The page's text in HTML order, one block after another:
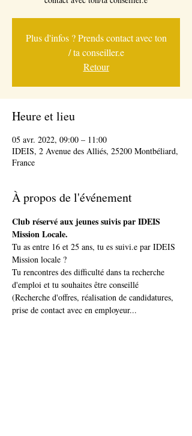
Plus d'infos ? Prends contact avec ton
/ ta conseiller.e
Retour
Heure et lieu
05 avr. 2022, 09:00 – 11:00
IDEIS, 2 Avenue des Alliés, 25200 Montbéliard,
France
À propos de l'événement
Club réservé aux jeunes suivis par IDEIS
Mission Locale.
Tu as entre 16 et 25 ans, tu es suivi.e par IDEIS
Mission locale ?
Tu rencontres des difficulté dans ta recherche
d'emploi et tu souhaites être conseillé
(Recherche d'offres, réalisation de candidatures,
prise de contact avec en employeur...